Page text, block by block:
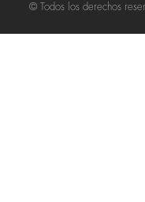
© Todos los derechos